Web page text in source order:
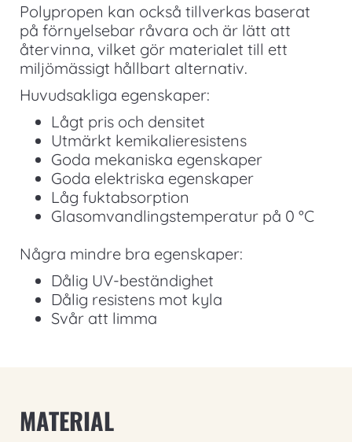
Polypropen kan också tillverkas baserat
på förnyelsebar råvara och är lätt att
återvinna, vilket gör materialet till ett
miljömässigt hållbart alternativ.
Huvudsakliga egenskaper:
Lågt pris och densitet
Utmärkt kemikalieresistens
Goda mekaniska egenskaper
Goda elektriska egenskaper
Låg fuktabsorption
Glasomvandlingstemperatur på 0 °C
Några mindre bra egenskaper:
Dålig UV-beständighet
Dålig resistens mot kyla
Svår att limma
MATERIAL